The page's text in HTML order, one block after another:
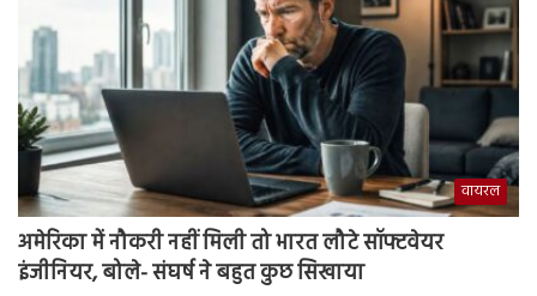
वायरल
अमेरिका में नौकरी नहीं मिली तो भारत लौटे सॉफ्टवेयर
इंजीनियर, बोले- संघर्ष ने बहुत कुछ सिखाया